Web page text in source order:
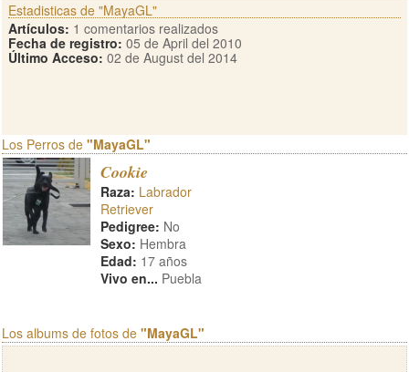
Estadisticas de "MayaGL"
Artículos: 1 comentarios realizados
Fecha de registro: 05 de April del 2010
Último Acceso: 02 de August del 2014
Los Perros de "MayaGL"
Cookie
Raza: Labrador
Retriever
Pedigree: No
Sexo: Hembra
Edad: 17 años
Vivo en... Puebla
Los albums de fotos de "MayaGL"